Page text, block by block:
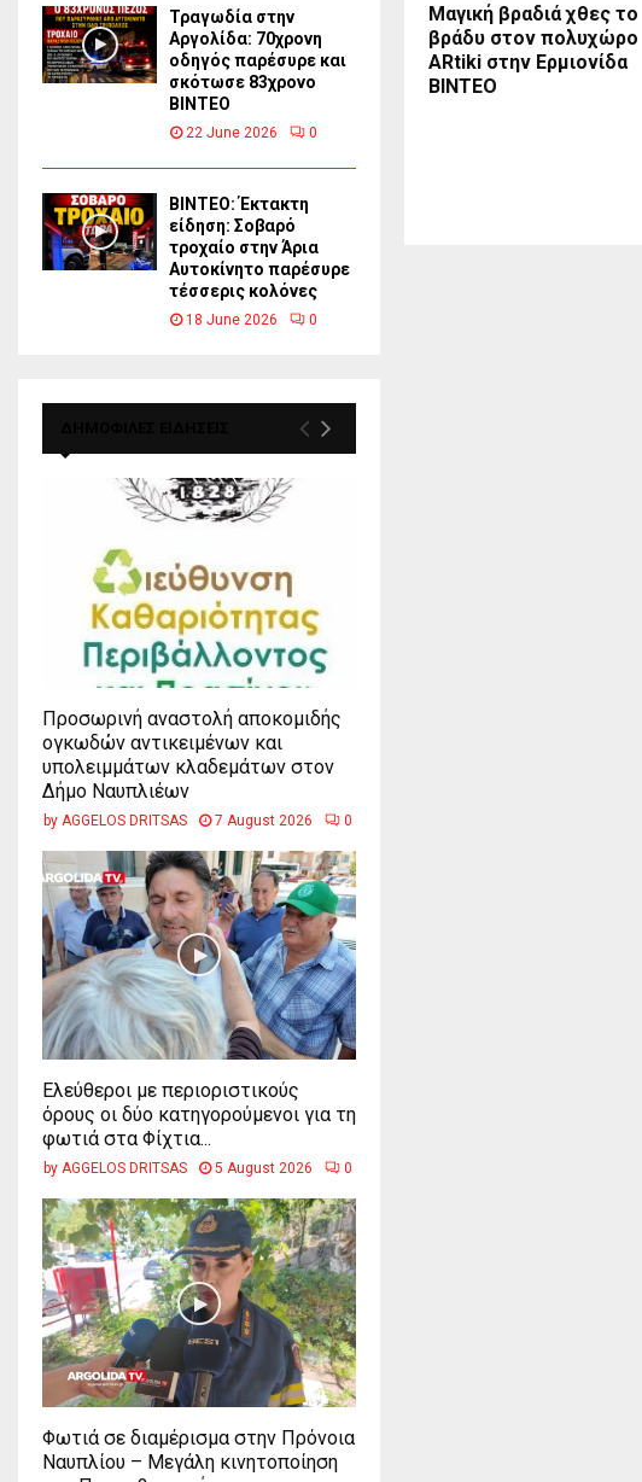
Μαγική βραδιά χθες το
βράδυ στον πολυχώρο
ΑRtiki στην Ερμιονίδα
BINTEO
Τραγωδία στην
Αργολίδα: 70χρονη
οδηγός παρέσυρε και
σκότωσε 83χρονο
ΒΙΝΤΕΟ
22 June 2026 0
ΒΙΝΤΕΟ: Έκτακτη
είδηση: Σοβαρό
τροχαίο στην Άρια
Αυτοκίνητο παρέσυρε
τέσσερις κολόνες
18 June 2026 0
Προσωρινή αναστολή αποκομιδής
ογκωδών αντικειμένων και
υπολειμμάτων κλαδεμάτων στον
Δήμο Ναυπλιέων
by AGGELOS DRITSAS 7 August 2026 0
Ελεύθεροι με περιοριστικούς
όρους οι δύο κατηγορούμενοι για τη
φωτιά στα Φίχτια...
by AGGELOS DRITSAS 5 August 2026 0
Φωτιά σε διαμέρισμα στην Πρόνοια
Ναυπλίου – Μεγάλη κινητοποίηση